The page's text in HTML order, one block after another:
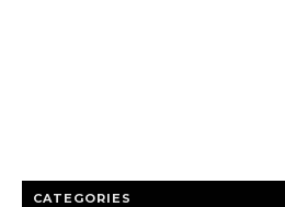
CATEGORIES